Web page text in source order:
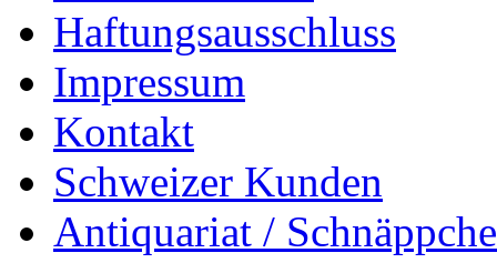
Haftungsausschluss
Impressum
Kontakt
Schweizer Kunden
Antiquariat /